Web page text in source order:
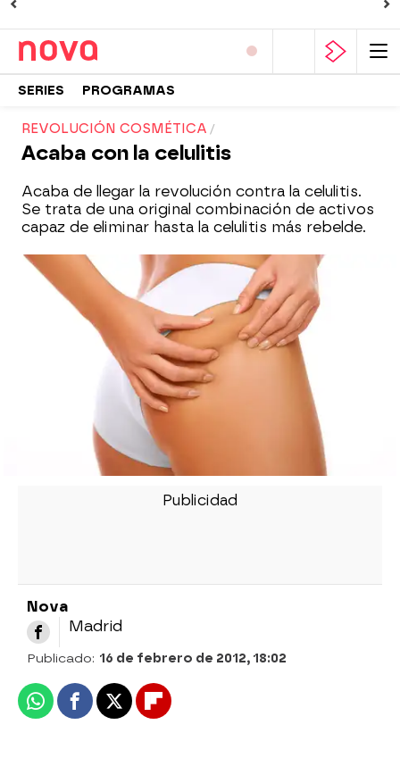
SERIES PROGRAMAS
REVOLUCIÓN COSMÉTICA
Acaba con la celulitis
Acaba de llegar la revolución contra la celulitis.
Se trata de una original combinación de activos
capaz de eliminar hasta la celulitis más rebelde.
Nova
Madrid
Publicado: 16 de febrero de 2012, 18:02
WhatsappFacebook
X Flipboard